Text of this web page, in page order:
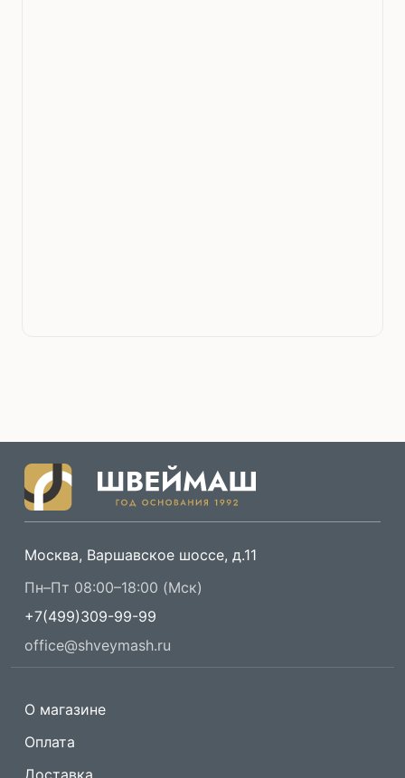
Москва, Варшавское шоссе, д.11
Пн–Пт 08:00–18:00 (Мск)
+7(499)309-99-99
office@shveymash.ru
О магазине
Оплата
Доставка